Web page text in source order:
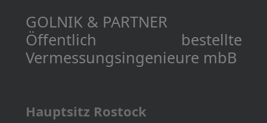
GOLNIK & PARTNER
Öffentlich bestellte
Vermessungs­­ingenieure mbB
Hauptsitz Rostock